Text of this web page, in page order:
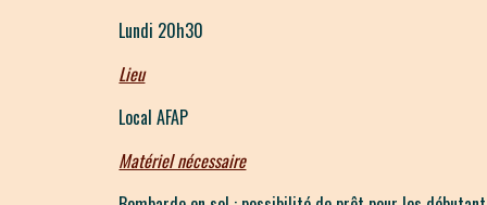
Lundi 20h30
Lieu
Local AFAP
Matériel nécessaire